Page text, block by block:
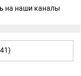
на наши каналы